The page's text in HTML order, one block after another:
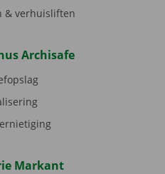
& verhuisliften
Archisafe
Markant